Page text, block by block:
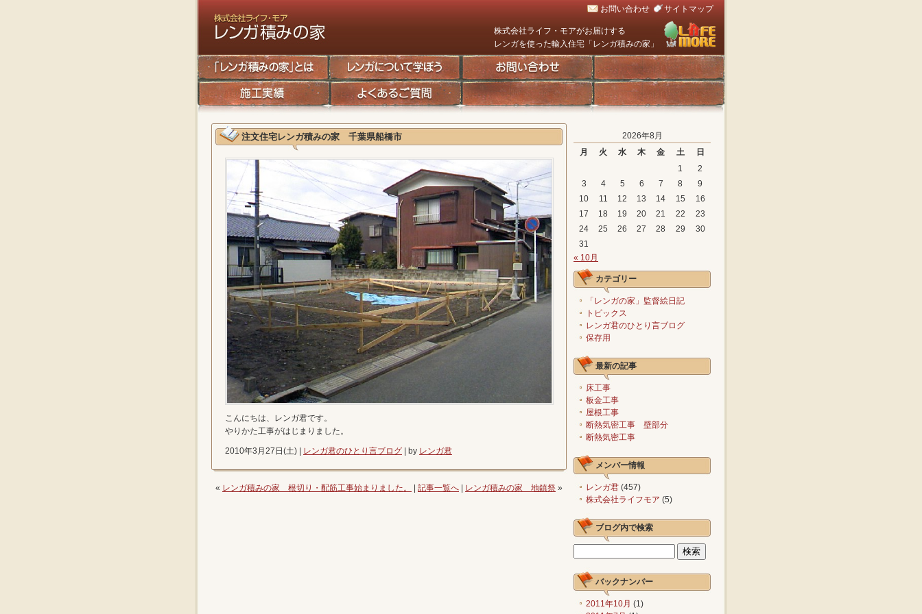
株式会社ライフ・モアがお届けする
レンガを使った輸入住宅「レンガ積みの家」
お問い合わせ サイトマップ
注文住宅レンガ積みの家 千葉県船橋市
こんにちは、レンガ君です。
やりかた工事がはじまりました。
2010年3月27日(土) | レンガ君のひとり言ブログ | by レンガ君
« レンガ積みの家 根切り・配筋工事始まりました。 | 記事一覧へ | レンガ積みの家 地鎮祭 »
2026年8月
月
火 水 木 金 土
日
1
2
3
4 5 6 7 8
9
10
11 12 13 14 15
16
17
18 19 20 21 22
23
24
25 26 27 28 29
30
31
« 10月
カテゴリー
「レンガの家」監督絵日記
トピックス
レンガ君のひとり言ブログ
保存用
最新の記事
床工事
板金工事
屋根工事
断熱気密工事 壁部分
断熱気密工事
メンバー情報
レンガ君 (457)
株式会社ライフモア (5)
ブログ内で検索
バックナンバー
2011年10月 (1)